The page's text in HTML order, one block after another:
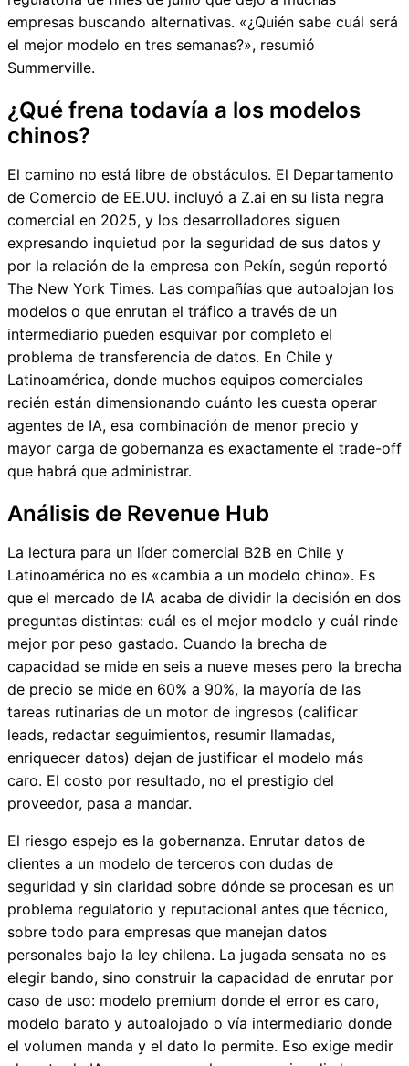
empresas buscando alternativas. «¿Quién sabe cuál será
el mejor modelo en tres semanas?», resumió
Summerville.
¿Qué frena todavía a los modelos
chinos?
El camino no está libre de obstáculos. El Departamento
de Comercio de EE.UU. incluyó a Z.ai en su lista negra
comercial en 2025, y los desarrolladores siguen
expresando inquietud por la seguridad de sus datos y
por la relación de la empresa con Pekín, según reportó
The New York Times. Las compañías que autoalojan los
modelos o que enrutan el tráfico a través de un
intermediario pueden esquivar por completo el
problema de transferencia de datos. En Chile y
Latinoamérica, donde muchos equipos comerciales
recién están dimensionando cuánto les cuesta operar
agentes de IA, esa combinación de menor precio y
mayor carga de gobernanza es exactamente el trade-off
que habrá que administrar.
Análisis de Revenue Hub
La lectura para un líder comercial B2B en Chile y
Latinoamérica no es «cambia a un modelo chino». Es
que el mercado de IA acaba de dividir la decisión en dos
preguntas distintas: cuál es el mejor modelo y cuál rinde
mejor por peso gastado. Cuando la brecha de
capacidad se mide en seis a nueve meses pero la brecha
de precio se mide en 60% a 90%, la mayoría de las
tareas rutinarias de un motor de ingresos (calificar
leads, redactar seguimientos, resumir llamadas,
enriquecer datos) dejan de justificar el modelo más
caro. El costo por resultado, no el prestigio del
proveedor, pasa a mandar.
El riesgo espejo es la gobernanza. Enrutar datos de
clientes a un modelo de terceros con dudas de
seguridad y sin claridad sobre dónde se procesan es un
problema regulatorio y reputacional antes que técnico,
sobre todo para empresas que manejan datos
personales bajo la ley chilena. La jugada sensata no es
elegir bando, sino construir la capacidad de enrutar por
caso de uso: modelo premium donde el error es caro,
modelo barato y autoalojado o vía intermediario donde
el volumen manda y el dato lo permite. Eso exige medir